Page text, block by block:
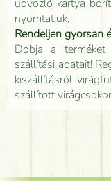
üdvözlő kártya
nyomtatjuk.
Rendeljen gyorsan
Dobja a
szállítási adatait!
kiszállításról
szállított